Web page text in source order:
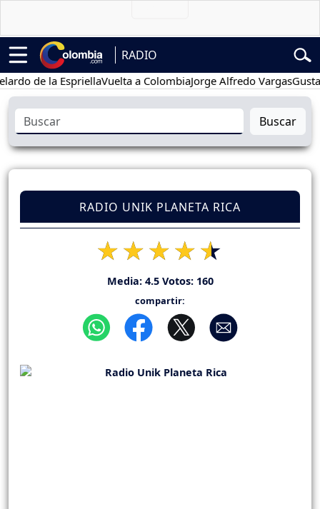
RADIO
la EspriellaVuelta a ColombiaJorge Alfredo VargasGustavo
Buscar
RADIO UNIK PLANETA RICA
Media: 4.5Votos: 160
compartir: